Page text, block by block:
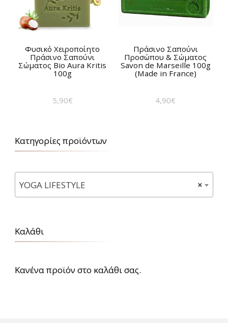
Φυσικό Χειροποίητο
Πράσινο Σαπούνι
Σώματος Bio Aura Kritis
100g
5,90€
Πράσινο Σαπούνι
Προσώπου & Σώματος
Savon de Marseille 100g
(Made in France)
4,90€
Κατηγορίες προϊόντων
×
YOGA LIFESTYLE
Καλάθι
Κανένα προϊόν στο καλάθι σας.